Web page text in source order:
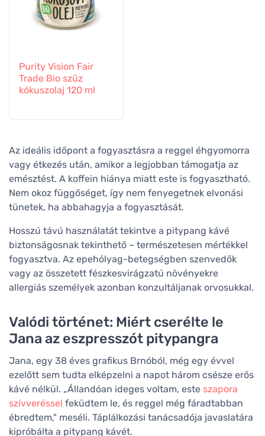
Purity Vision Fair
Trade Bio szűz
kókuszolaj 120 ml
Az ideális időpont a fogyasztásra a reggel éhgyomorra
vagy étkezés után, amikor a legjobban támogatja az
emésztést. A koffein hiánya miatt este is fogyasztható.
Nem okoz függőséget, így nem fenyegetnek elvonási
tünetek, ha abbahagyja a fogyasztását.
Hosszú távú használatát tekintve a pitypang kávé
biztonságosnak tekinthető – természetesen mértékkel
fogyasztva. Az epehólyag-betegségben szenvedők
vagy az összetett fészkesvirágzatú növényekre
allergiás személyek azonban konzultáljanak orvosukkal.
Valódi történet: Miért cserélte le
Jana az eszpresszót pitypangra
Jana, egy 38 éves grafikus Brnóból, még egy évvel
ezelőtt sem tudta elképzelni a napot három csésze erős
kávé nélkül. „Állandóan ideges voltam, este szapora
szívveréssel feküdtem le, és reggel még fáradtabban
ébredtem," meséli. Táplálkozási tanácsadója javaslatára
kipróbálta a pitypang kávét.